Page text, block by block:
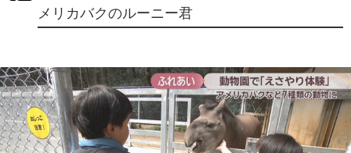
メリカバクのルーニー君